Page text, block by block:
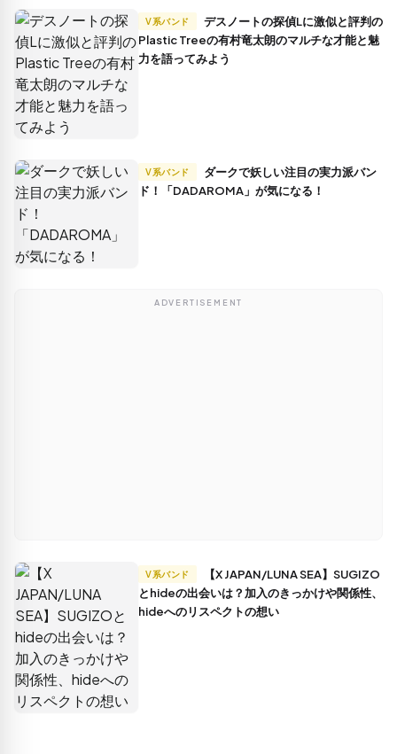
V系バンド
Plastic Treeの有村竜太朗のマルチな才能と魅
力を語ってみよう
V系バンド
ド！「DADAROMA」が気になる！
ADVERTISEMENT
V系バンド
とhideの出会いは？加入のきっかけや関係性、
hideへのリスペクトの想い